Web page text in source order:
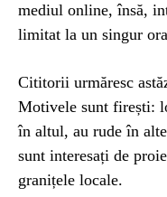
mediul online, însă,
limitat la un singur
Cititorii urmăresc
Motivele sunt firești:
în altul, au rude în
sunt interesați de
granițele locale.